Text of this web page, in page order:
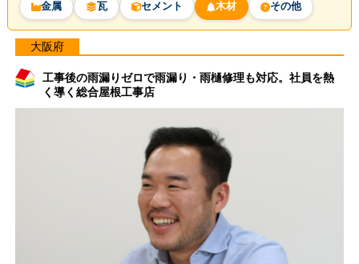
金属 瓦 セメント 木材 その他
大阪府
工事後の雨漏りゼロで雨漏り・雨樋修理も対応。社員を熱
く導く総合屋根工事店